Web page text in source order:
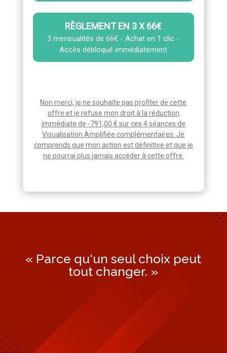
RÈGLEMENT EN 3 X 66€
3 mensualités de 66€ - Achat en 1 clic -
Accès débloqué immédiatement
Non merci, je ne souhaite pas profiter de cette
offre et je refuse mon droit à la réduction
immédiate de -791,00 € sur ces 4 séances de
Visualisation Amplifiée complémentaires. Je
comprends que mon action est définitive et que je
ne pourrai plus jamais accéder à cette offre.
« Parce qu'un seul choix peut
tout changer. »